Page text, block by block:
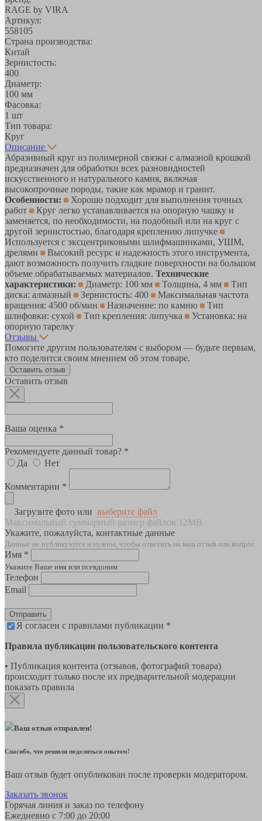
RAGE by VIRA
Артикул:
558105
Страна производства:
Китай
Зернистость:
400
Диаметр:
100 мм
Фасовка:
1 шт
Тип товара:
Круг
Описание
Абразивный круг из полимерной связки с алмазной крошкой
предназначен для обработки всех разновидностей
искусственного и натурального камня, включая
высокопрочные породы, такие как мрамор и гранит.
Особенности:
Хорошо подходит для выполнения точных
работ
Круг легко устанавливается на опорную чашку и
заменяется, по необходимости, на подобный или на круг с
другой зернистостью, благодаря креплению липучке
Используется с эксцентриковыми шлифмашинками, УШМ,
дрелями
Высокий ресурс и надежность этого инструмента,
дают возможность получить гладкие поверхности на большом
объеме обрабатываемых материалов. Технические
характеристики:
Диаметр: 100 мм Толщина, 4 мм
Тип
диска: алмазный
Зернистость: 400
Максимальная частота
вращения: 4500 об/мин
Назначение: по камню
Тип
шлифовки: сухой
Тип крепления: липучка
Установка: на
опорную тарелку
Отзывы
Помогите другим пользователям с выбором — будьте первым,
кто поделится своим мнением об этом товаре.
Оставить отзыв
Оставить отзыв
Ваша оценка *
Рекомендуете данный товар? *
Да
Нет
Комментарии *
Загрузите фото или выберите файл
Максимальный суммарный размер файлов 12MB
Укажите, пожалуйста, контактные данные
Данные не публикуются и нужны, чтобы ответить на ваш отзыв или вопрос
Имя *
Укажите Ваше имя или псевдоним
Телефон
Email
Отправить
Я согласен с правилами публикации *
Правила публикации пользовательского контента
• Публикация контента (отзывов, фотографий товара)
происходит только после их предварительной модерации
показать правила
Ваш отзыв отправлен!
Спасибо, что решили поделиться опытом!
Ваш отзыв будет опубликован после проверки модератором.
Заказать звонок
Горячая линия и заказ по телефону
Ежедневно с 7:00 до 20:00